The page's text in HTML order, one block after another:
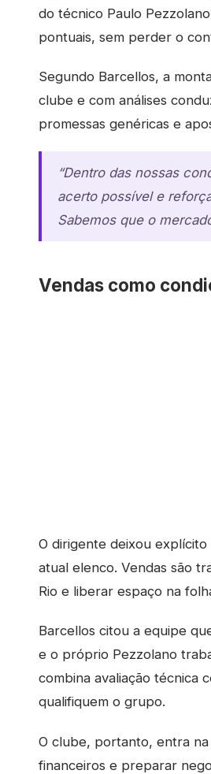
do técnico Paulo
pontuais, sem perder o
Segundo Barcellos, a
clube e com análises
promessas genéricas e
“Dentro das nossas
acerto possível e
Sabemos que o
Vendas como
O dirigente deixou
atual elenco. Vendas são
Rio e liberar espaço na
Barcellos citou a equipe
e o próprio Pezzolano
combina avaliação técnica
qualifiquem o grupo.
O clube, portanto, entra na
financeiros e preparar